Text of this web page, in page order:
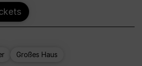
Großes Haus